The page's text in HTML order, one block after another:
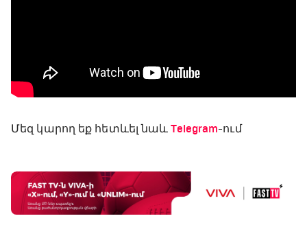
Մեզ կարող եք հետևել նաև Telegram-ում